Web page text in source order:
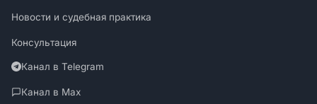
Новости и судебная практика
Консультация
Канал в Telegram
Канал в Max